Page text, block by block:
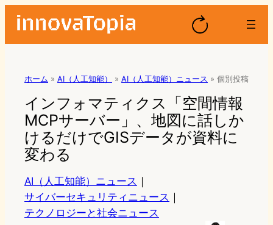
ホーム » AI（人工知能） » AI（人工知能）ニュース » 個別投稿
インフォマティクス「空間情報
MCPサーバー」、地図に話しか
けるだけでGISデータが資料に
変わる
AI（人工知能）ニュース ｜
サイバーセキュリティニュース ｜
テクノロジーと社会ニュース